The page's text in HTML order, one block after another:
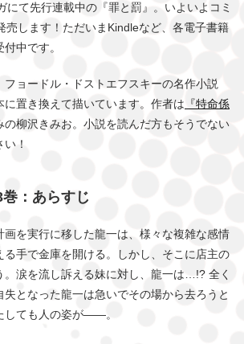
にて先行連載中の『罪と罰』。いよいよコミ
売します！ただいまKindleなど、各電子書籍
中です。
ョードル・ドストエフスキーの名作小説
に置き換えて描いています。作者は 『特命係
の柳沢きみお。小説を読んだ方もそうでない
！
：あらすじ
画を実行に移した龍一は、様々な複雑な感情
る手で金庫を開ける。しかし、そこに店主の
。涙を流し訴える妹に対し、龍一は…!? 全く
となった龍一は急いでその場から去ろうと
しても人の姿が――。